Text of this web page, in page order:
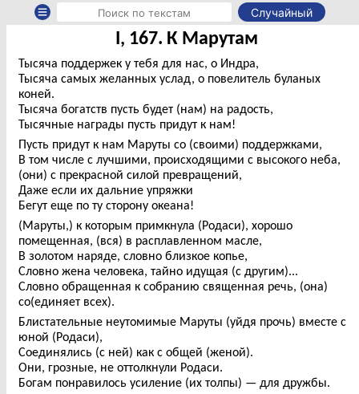
Случайный
I, 167. К Марутам
Тысяча поддержек у тебя для нас, о Индра,
Тысяча самых желанных услад, о повелитель буланых
коней.
Тысяча богатств пусть будет (нам) на радость,
Тысячные награды пусть придут к нам!
Пусть придут к нам Маруты со (своими) поддержками,
В том числе с лучшими, происходящими с высокого неба,
(они) с прекрасной силой превращений,
Даже если их дальние упряжки
Бегут еще по ту сторону океана!
(Маруты,) к которым примкнула (Родаси), хорошо
помещенная, (вся) в расплавленном масле,
В золотом наряде, словно близкое копье,
Словно жена человека, тайно идущая (с другим)...
Словно обращенная к собранию священная речь, (она)
со(единяет всех).
Блистательные неутомимые Маруты (уйдя прочь) вместе с
юной (Родаси),
Соединялись (с ней) как с общей (женой).
Они, грозные, не оттолкнули Родаси.
Богам понравилось усиление (их толпы) — для дружбы.